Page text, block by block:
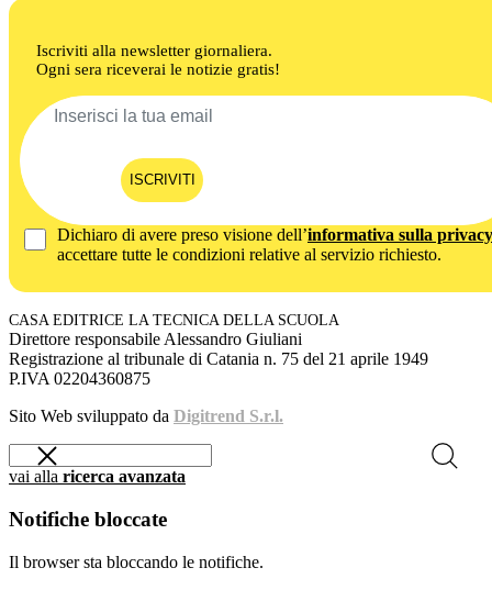
Iscriviti alla newsletter giornaliera.
Ogni sera riceverai le notizie gratis!
ISCRIVITI
Dichiaro di avere preso visione dell’informativa sulla privacy
accettare tutte le condizioni relative al servizio richiesto.
CASA EDITRICE LA TECNICA DELLA SCUOLA
Direttore responsabile Alessandro Giuliani
Registrazione al tribunale di Catania n. 75 del 21 aprile 1949
P.IVA 02204360875
Sito Web sviluppato da Digitrend S.r.l.
vai alla ricerca avanzata
Notifiche bloccate
Il browser sta bloccando le notifiche.